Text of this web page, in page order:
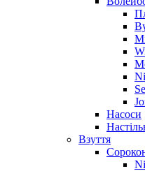
Насоси
Взуття